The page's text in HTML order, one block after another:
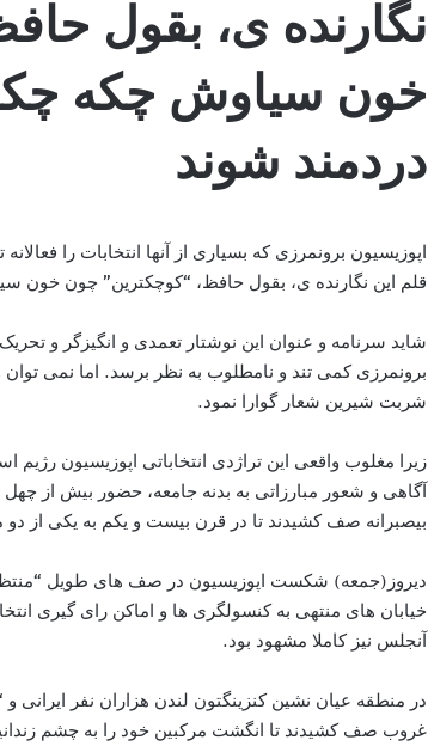
نگارنده ی، بقول
خون سیاوش چکه
دردمند شوند
اپوزیسیون برونمرزی که بسیاری از آنها انتخابات را
قلم این نگارنده ی، بقول حافظ، “کوچکترین” چون خون
شاید سرنامه و عنوان این نوشتار تعمدی و انگیزگر و
شربت شیرین شعار گوارا نمود.
زیرا مغلوب واقعی این تراژدی انتخاباتی اپوزیسیون
آگاهی و شعور مبارزاتی به بدنه جامعه، حضور بیش از
بیصبرانه صف کشیدند تا در قرن بیست و یکم به یکی از
دیروز(جمعه) شکست اپوزیسیون در صف های طویل
خیابان های منتهی به کنسولگری ها و اماکن رای گیری
آنجلس نیز کاملا مشهود بود.
در منطقه عیان نشین کنزینگتون لندن هزاران نفر
غروب صف کشیدند تا انگشت مرکبین خود را به چشم